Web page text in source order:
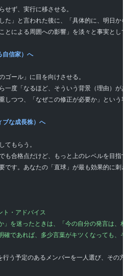
ず、実行に移させる。
」と言われた後に、「具体的に、明日か
による周囲への影響」を淡々と事実とし
自信家）へ
ール」に目を向けさせる。
度「なるほど、そういう背景（理由）が
つつ、「なぜこの修正が必要か」という
な成長株）へ
もらう。
合格点だけど、もっと上のレベルを目指
す。あなたの「直球」が最も効果的に刺
・アドバイス
を迷ったときは、「今の自分の発言は、
であれば、多少言葉がキツくなっても、
行う予定のあるメンバーを一人選び、その